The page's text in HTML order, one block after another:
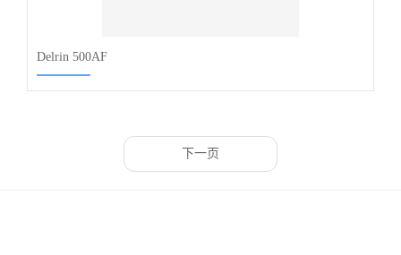
Delrin 500AF
下一页